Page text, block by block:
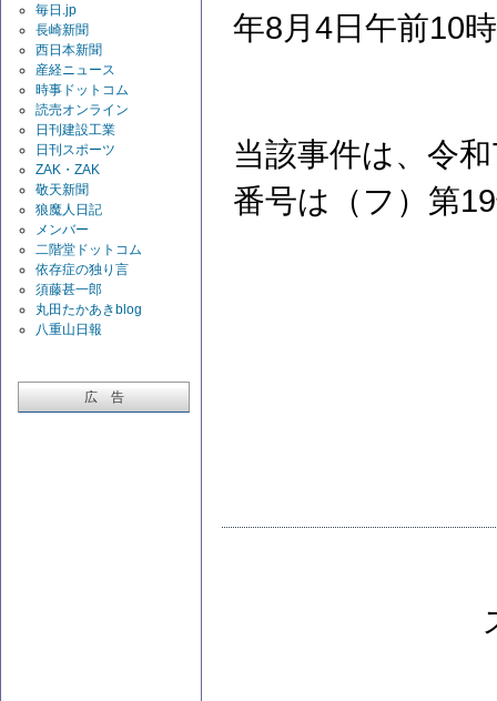
毎日.jp
長崎新聞
西日本新聞
産経ニュース
時事ドットコム
読売オンライン
日刊建設工業
日刊スポーツ
ZAK・ZAK
敬天新聞
狼魔人日記
メンバー
二階堂ドットコム
依存症の独り言
須藤甚一郎
丸田たかあきblog
八重山日報
広 告
年8月4日午前10
当該事件は、令
番号は（フ）第